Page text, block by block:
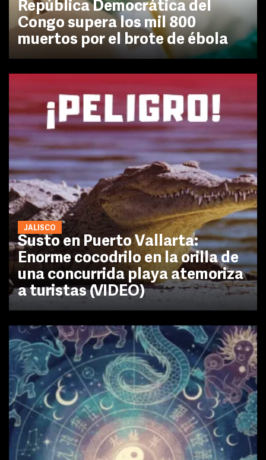
República Democrática del
Congo supera los mil 800
muertos por el brote de ébola
JALISCO
Susto en Puerto Vallarta:
Enorme cocodrilo en la orilla de
una concurrida playa atemoriza
a turistas (VIDEO)